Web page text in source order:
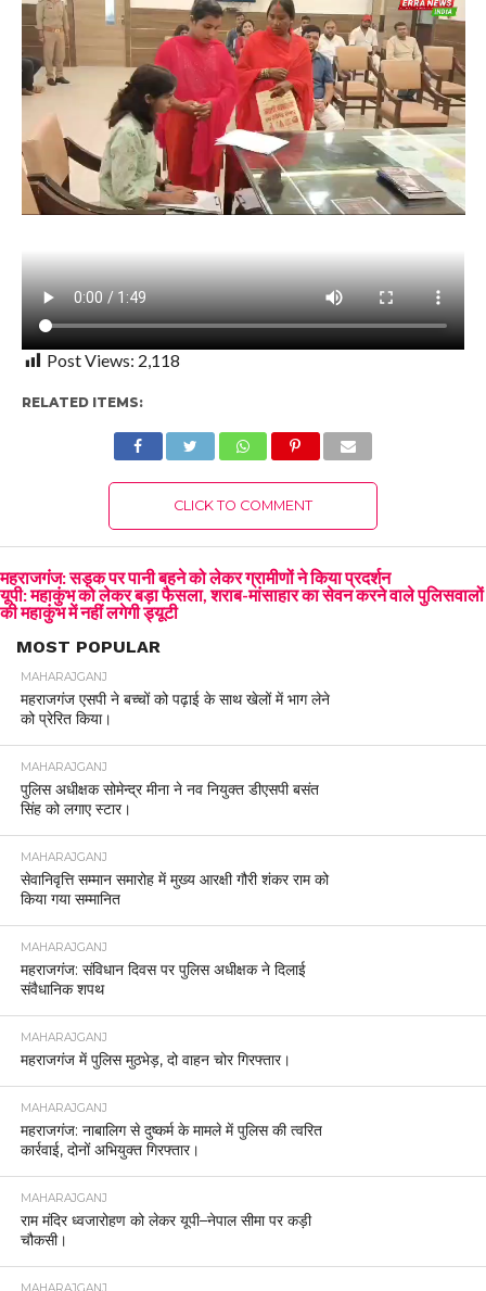
Post Views: 2,118
RELATED ITEMS:
CLICK TO COMMENT
महराजगंज: सड़क पर पानी बहने को लेकर ग्रामीणों ने किया प्रदर्शन
यूपी: महाकुंभ को लेकर बड़ा फैसला, शराब-मांसाहार का सेवन करने वाले पुलिसवालों
की महाकुंभ में नहीं लगेगी ड्यूटी
MOST POPULAR
MAHARAJGANJ
महराजगंज एसपी ने बच्चों को पढ़ाई के साथ खेलों में भाग लेने
को प्रेरित किया।
MAHARAJGANJ
पुलिस अधीक्षक सोमेन्द्र मीना ने नव नियुक्त डीएसपी बसंत
सिंह को लगाए स्टार।
MAHARAJGANJ
सेवानिवृत्ति सम्मान समारोह में मुख्य आरक्षी गौरी शंकर राम को
किया गया सम्मानित
MAHARAJGANJ
महराजगंज: संविधान दिवस पर पुलिस अधीक्षक ने दिलाई
संवैधानिक शपथ
MAHARAJGANJ
महराजगंज में पुलिस मुठभेड़, दो वाहन चोर गिरफ्तार।
MAHARAJGANJ
महराजगंज: नाबालिग से दुष्कर्म के मामले में पुलिस की त्वरित
कार्रवाई, दोनों अभियुक्त गिरफ्तार।
MAHARAJGANJ
राम मंदिर ध्वजारोहण को लेकर यूपी–नेपाल सीमा पर कड़ी
चौकसी।